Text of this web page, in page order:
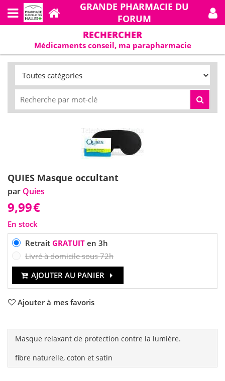
GRANDE PHARMACIE DU
FORUM
RECHERCHER
Médicaments conseil, ma parapharmacie
QUIES Masque occultant
par Quies
9,99€
En stock
Retrait GRATUITen 3h
Livré à domicile sous 72h
AJOUTER AU PANIER
Ajouter à mes favoris
Masque relaxant de protection contre la lumière.
fibre naturelle, coton et satin